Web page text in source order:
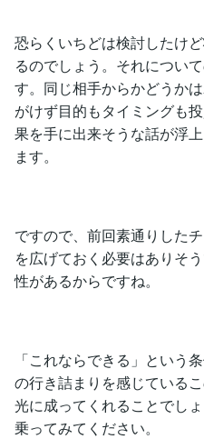
恐らくいちどは検討したけ
るのでしょう。それについ
す。同じ相手からかどうか
がけず目的もタイミングも
果を手に出来そうな話が浮
ます。
ですので、前回素通りした
を広げておく必要はありそ
性があるからですね。
「これならできる」という
の行き詰まりを感じている
光に成ってくれることでし
乗ってみてください。